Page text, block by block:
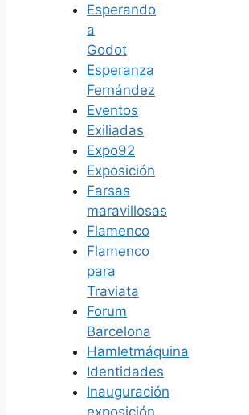
Esperando
a
Godot
Esperanza
Fernández
Eventos
Exiliadas
Expo92
Exposición
Farsas
maravillosas
Flamenco
Flamenco
para
Traviata
Forum
Barcelona
Hamletmáquina
Identidades
Inauguración
exposición